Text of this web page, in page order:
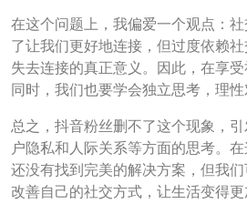
在这个问题上，我偏爱一个观点：
了让我们更好地连接，但过度依赖
失去连接的真正意义。因此，在享
同时，我们也要学会独立思考，理性
总之，抖音粉丝删不了这个现象，
户隐私和人际关系等方面的思考。
还没有找到完美的解决方案，但我
改善自己的社交方式，让生活变得更